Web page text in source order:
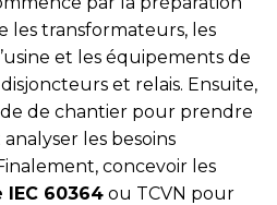
les transformateurs, les
et les équipements de
et relais. Ensuite,
de chantier pour prendre
les besoins
concevoir les
IEC 60364 ou TCVN pour